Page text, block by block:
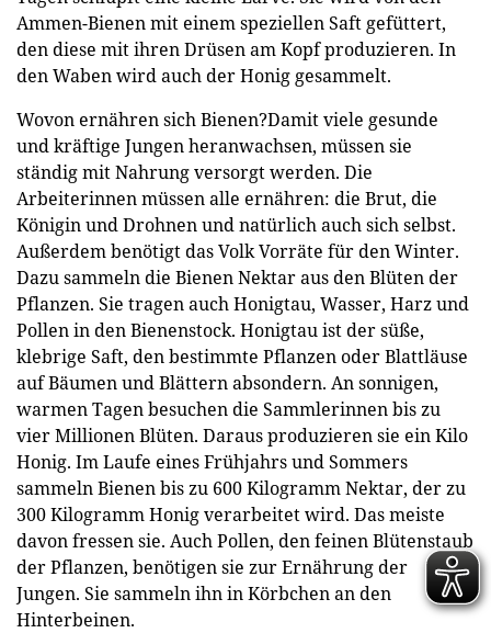
Ammen-Bienen mit einem speziellen Saft gefüttert,
den diese mit ihren Drüsen am Kopf produzieren. In
den Waben wird auch der Honig gesammelt.
Wovon ernähren sich Bienen?Damit viele gesunde
und kräftige Jungen heranwachsen, müssen sie
ständig mit Nahrung versorgt werden. Die
Arbeiterinnen müssen alle ernähren: die Brut, die
Königin und Drohnen und natürlich auch sich selbst.
Außerdem benötigt das Volk Vorräte für den Winter.
Dazu sammeln die Bienen Nektar aus den Blüten der
Pflanzen. Sie tragen auch Honigtau, Wasser, Harz und
Pollen in den Bienenstock. Honigtau ist der süße,
klebrige Saft, den bestimmte Pflanzen oder Blattläuse
auf Bäumen und Blättern absondern. An sonnigen,
warmen Tagen besuchen die Sammlerinnen bis zu
vier Millionen Blüten. Daraus produzieren sie ein Kilo
Honig. Im Laufe eines Frühjahrs und Sommers
sammeln Bienen bis zu 600 Kilogramm Nektar, der zu
300 Kilogramm Honig verarbeitet wird. Das meiste
davon fressen sie. Auch Pollen, den feinen Blütenstaub
der Pflanzen, benötigen sie zur Ernährung der
Jungen. Sie sammeln ihn in Körbchen an den
Hinterbeinen.